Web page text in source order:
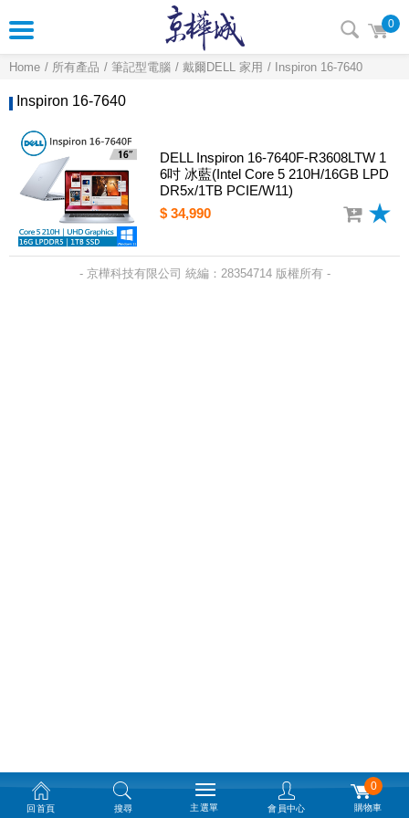
0
Home 所有產品 筆記型電腦 戴爾DELL 家用 Inspiron 16-7640
Inspiron 16-7640
DELL Inspiron 16-7640F-R3608LTW 1
6吋 冰藍(Intel Core 5 210H/16GB LPD
DR5x/1TB PCIE/W11)
$ 34,990
- 京樺科技有限公司 統編：28354714 版權所有 -
回首頁 搜尋 主選單 會員中心
0
購物車